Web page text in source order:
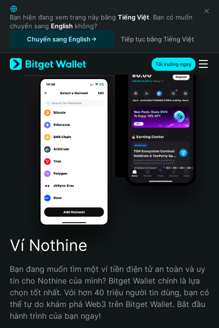
English
日本語
Tiếng Việt
Русский
Español (Latinoamérica)
Türkçe
Italiano
Português (Portugal)
Bahasa Indonesia
Português (Brasil)
Español (Argentina)
Bạn hiện đang xem trang này bằng Tiếng Việt. Bạn có muốn
chuyển sang English không?
Chuyển sang English
Tiếp tục bằng Tiếng Việt
Tải xuống ngay
Ví Nothine
Bạn đang muốn tìm một ví tiền điện tử an toàn và uy
tín cho Nothine của mình? Bitget Wallet chính là lựa
chọn tốt nhất. Với hơn 40 triệu người tin dùng, bạn có
thể tự do khám phá Web3 trên Bitget Wallet. Bắt đầu
hành trình của bạn ngay!